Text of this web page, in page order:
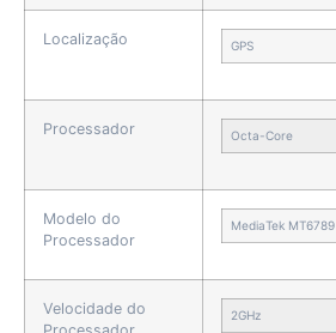
Localização GPS
Processador Octa-Core
Modelo do
Processador
MediaTek MT6789
Velocidade do
2GHz